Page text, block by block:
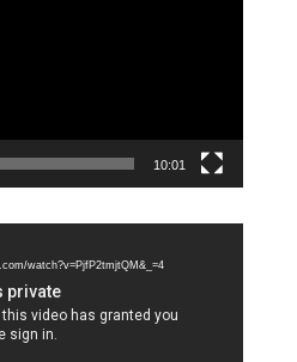
10:01
watch?v=PjfP2tmjtQM&_=4